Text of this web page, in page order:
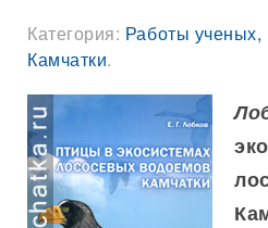
Категория: Работы ученых,
Камчатки.